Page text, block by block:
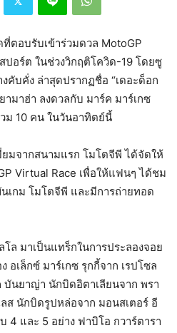
ตอบรับเข้าร่วมดวล MotoGP
ปอร์ต ในช่วงวิกฤติโควิด-19 โดยซู
คับคั่ง ล่าสุดปรากฏชื่อ “เดอะด็อก
ามาฮ่า ลงดวลกับ มาร์ค มาร์เกซ
ม 10 คน ในวันอาทิตย์นี้
มจากสนามแรก โมโตจีพี ได้จัดให้
Virtual Race เพื่อให้แฟนๆ ได้ชม
กม โมโตจีพี และมีการถ่ายทอด
โล มาเป็นแทร็กในการประลองจอย
เล็กซ์ มาร์เกซ รุกกี้จาก เรปโซล
บันยาญ่า นักบิดอิตาเลียนจาก พรา
ส นักบิดรูปหล่อจาก มอนสเตอร์ อี
4 และ 5 อย่าง ฟาบิโอ กวาร์ตารา